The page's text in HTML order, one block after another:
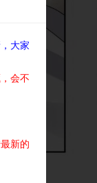
大家
会不
新的